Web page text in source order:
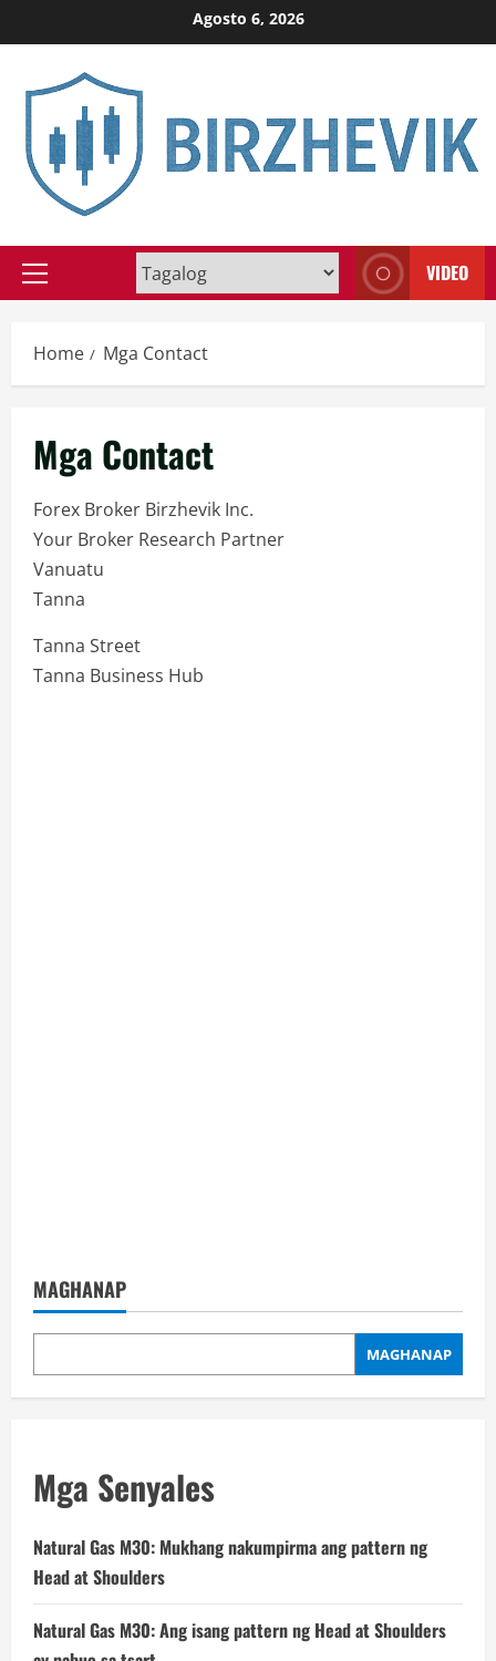
to
Agosto 6, 2026
Primary
VIDEO
Home Mga Contact
Mga Contact
Forex Broker Birzhevik Inc.
Your Broker Research Partner
Vanuatu
Tanna
Tanna Street
Tanna Business Hub
MAGHANAP
MAGHANAP
Mga Senyales
Natural Gas M30: Mukhang nakumpirma ang pattern ng
Head at Shoulders
Natural Gas M30: Ang isang pattern ng Head at Shoulders